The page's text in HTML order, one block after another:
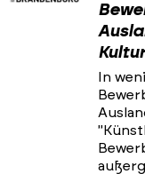
In